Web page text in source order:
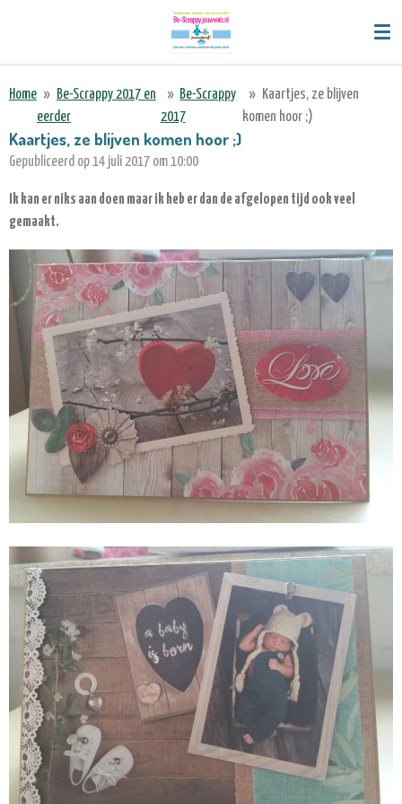
de
hoofdinhoud
Home » Be-Scrappy 2017 en
eerder
» Be-Scrappy
2017
» Kaartjes, ze blijven
komen hoor ;)
Kaartjes, ze blijven komen hoor ;)
Gepubliceerd op 14 juli 2017 om 10:00
Ik kan er niks aan doen maar ik heb er dan de afgelopen tijd ook veel
gemaakt.